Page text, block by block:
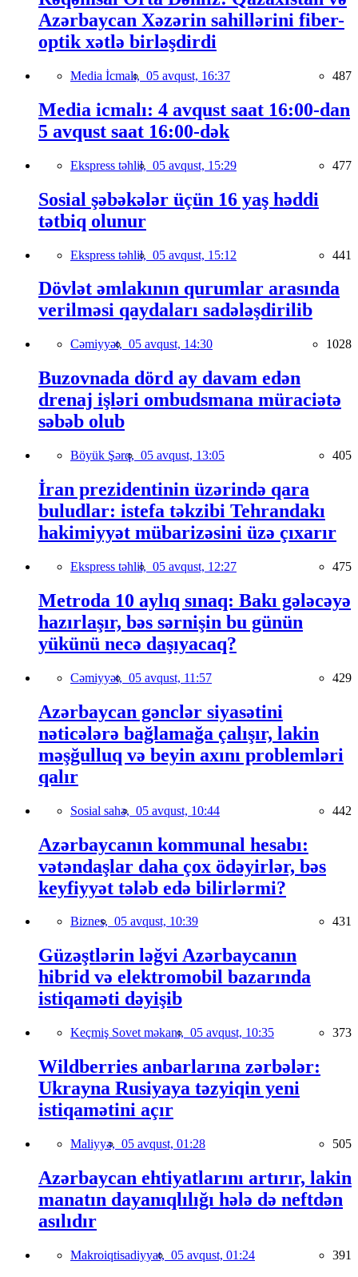
Azərbaycan Xəzərin sahillərini fiber-
optik xətlə birləşdirdi
Media İcmalı, 05 avqust, 16:37 487
Media icmalı: 4 avqust saat 16:00-dan
5 avqust saat 16:00-dək
Ekspress təhlil, 05 avqust, 15:29 477
Sosial şəbəkələr üçün 16 yaş həddi
tətbiq olunur
Ekspress təhlil, 05 avqust, 15:12 441
Dövlət əmlakının qurumlar arasında
verilməsi qaydaları sadələşdirilib
Cəmiyyət, 05 avqust, 14:30 1028
Buzovnada dörd ay davam edən
drenaj işləri ombudsmana müraciətə
səbəb olub
Böyük Şərq, 05 avqust, 13:05 405
İran prezidentinin üzərində qara
buludlar: istefa təkzibi Tehrandakı
hakimiyyət mübarizəsini üzə çıxarır
Ekspress təhlil, 05 avqust, 12:27 475
Metroda 10 aylıq sınaq: Bakı gələcəyə
hazırlaşır, bəs sərnişin bu günün
yükünü necə daşıyacaq?
Cəmiyyət, 05 avqust, 11:57 429
Azərbaycan gənclər siyasətini
nəticələrə bağlamağa çalışır, lakin
məşğulluq və beyin axını problemləri
qalır
Sosial sahə, 05 avqust, 10:44 442
Azərbaycanın kommunal hesabı:
vətəndaşlar daha çox ödəyirlər, bəs
keyfiyyət tələb edə bilirlərmi?
Biznes, 05 avqust, 10:39 431
Güzəştlərin ləğvi Azərbaycanın
hibrid və elektromobil bazarında
istiqaməti dəyişib
Keçmiş Sovet məkanı, 05 avqust, 10:35 373
Wildberries anbarlarına zərbələr:
Ukrayna Rusiyaya təzyiqin yeni
istiqamətini açır
Maliyyə, 05 avqust, 01:28 505
Azərbaycan ehtiyatlarını artırır, lakin
manatın dayanıqlılığı hələ də neftdən
asılıdır
Makroiqtisadiyyat, 05 avqust, 01:24 391